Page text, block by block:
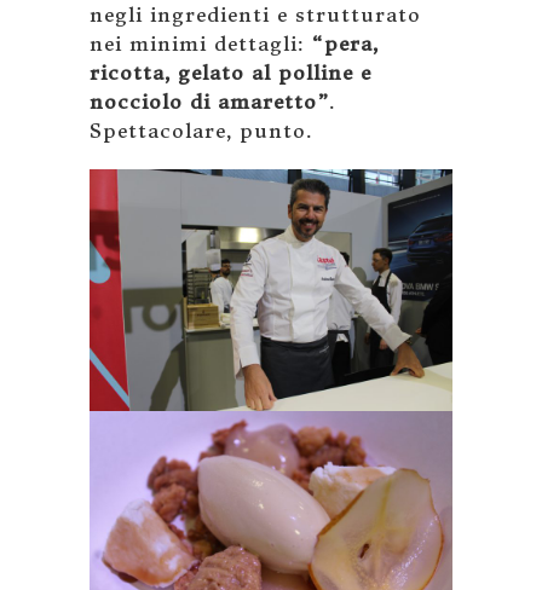
negli ingredienti e strutturato
nei minimi dettagli: “pera,
ricotta, gelato al polline e
nocciolo di amaretto”.
Spettacolare, punto.